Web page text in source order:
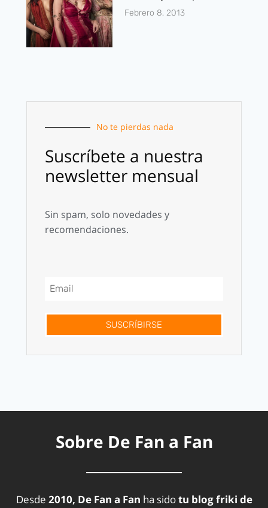
Febrero 8, 2013
No te pierdas nada
Suscríbete a nuestra
newsletter mensual
Sin spam, solo novedades y
recomendaciones.
SUSCRÍBIRSE
Sobre De Fan a Fan
Desde 2010, De Fan a Fan ha sidotu blog friki de